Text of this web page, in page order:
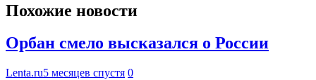
Похожие новости
Орбан смело высказался о России
Lenta.ru5 месяцев спустя 0